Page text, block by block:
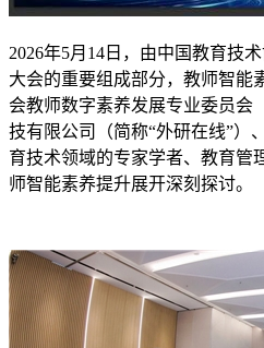
2026年5月14日，由中国教育技
大会的重要组成部分，教师智能
会教师数字素养发展专业委员会
技有限公司（简称“外研在线”）
育技术领域的专家学者、教育管
师智能素养提升展开深刻探讨。